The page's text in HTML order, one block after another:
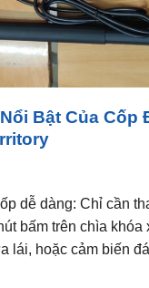
Bật Của Cốp
bấm trên chìa khóa
lái, hoặc cảm biến
mọi điều kiện: Mở
mang nhiều đồ hay